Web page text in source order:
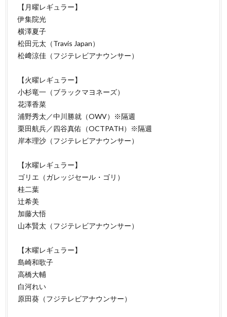
【月曜レギュラー】
伊集院光
横澤夏子
松田元太（Travis Japan）
松﨑涼佳（フジテレビアナウンサー）
【火曜レギュラー】
小杉竜一（ブラックマヨネーズ）
花澤香菜
浦野秀太／中川勝就（OWV）※隔週
栗田航兵／四谷真佑（OCTPATH）※隔週
岸本理沙（フジテレビアナウンサー）
【水曜レギュラー】
ゴリエ（ガレッジセール・ゴリ）
桂二葉
辻希美
加藤大悟
山本賢太（フジテレビアナウンサー）
【木曜レギュラー】
島崎和歌子
高橋大輔
白河れい
原田葵（フジテレビアナウンサー）